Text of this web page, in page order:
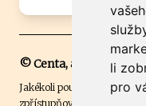
li
pro
© Centa, a.s.
Jakékoli použití obsahu
zpřístupňování textových či